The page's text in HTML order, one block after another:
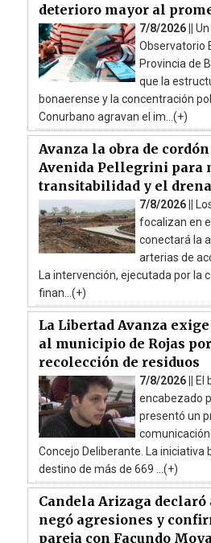
deterioro mayor al
7/8/2026 ||
Observatorio
Provincia de
que la
bonaerense y la concentración
Conurbano agravan el im...(+)
Avanza la obra de
Avenida Pellegrini para
transitabilidad y el
7/8/2026 ||
focalizan en
conectará la
arterias de
La intervención, ejecutada por la
finan...(+)
La Libertad Avanza
al municipio de Rojas
recolección de residuos
7/8/2026 || El
encabezado
presentó un
Concejo Deliberante. La iniciativa
destino de más de 669 ...(+)
Candela Arizaga declaró
negó agresiones y
pareja con Facundo